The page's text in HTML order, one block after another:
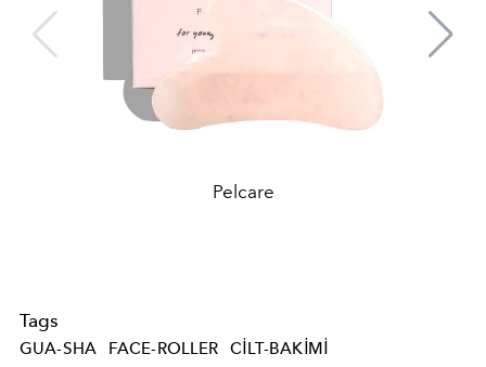
Pelcare
Tags
GUA-SHA FACE-ROLLER
CILT-BAKIMI